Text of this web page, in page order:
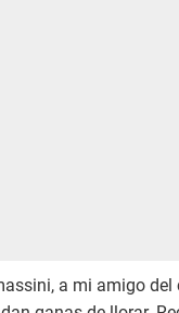
a mi amigo